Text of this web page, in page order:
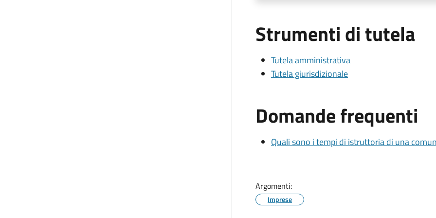
Strumenti di tutela
Tutela amministrativa
Tutela giurisdizionale
Domande frequenti
Quali sono i tempi di istruttoria di una
Argomenti:
Imprese